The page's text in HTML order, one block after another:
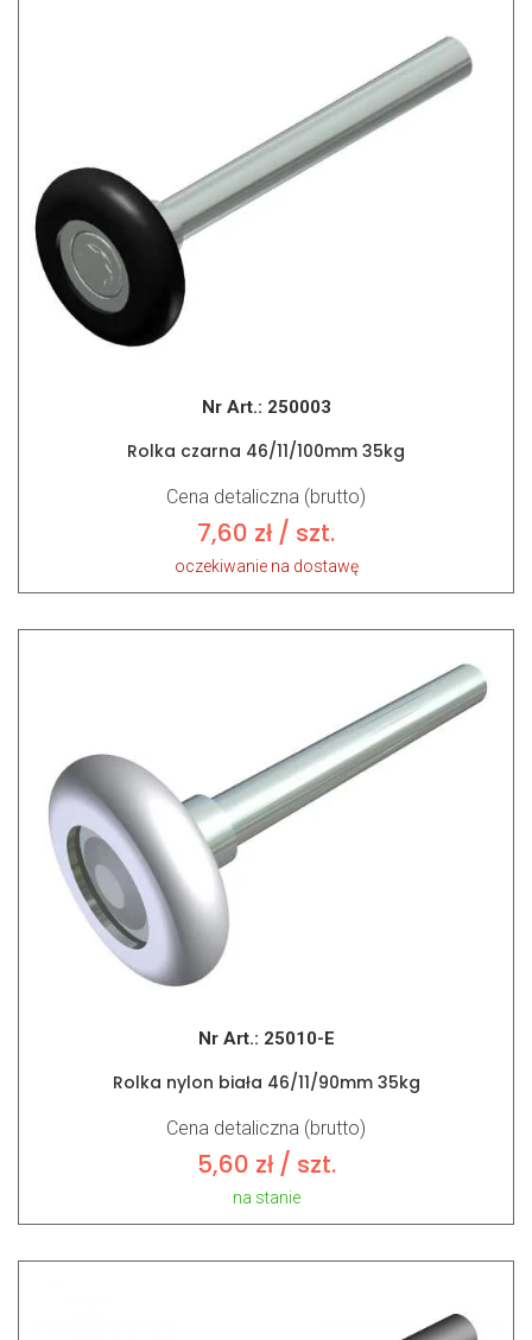
Nr Art.: 250003
Rolka czarna 46/11/100mm 35kg
Cena detaliczna (brutto)
7,60 zł / szt.
oczekiwanie na dostawę
Nr Art.: 25010-E
Rolka nylon biała 46/11/90mm 35kg
Cena detaliczna (brutto)
5,60 zł/ szt.
na stanie